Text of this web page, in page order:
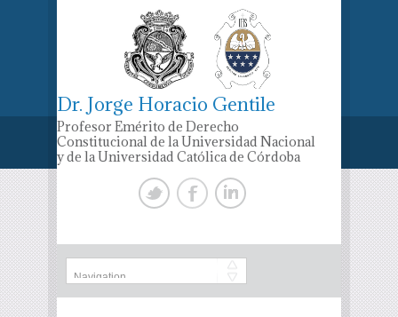
Dr. Jorge Horacio Gentile
Profesor Emérito de Derecho
Constitucional de la Universidad Nacional
y de la Universidad Católica de Córdoba